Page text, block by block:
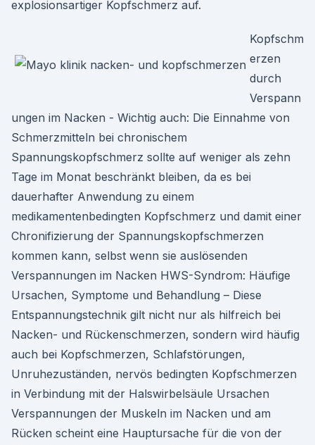
explosionsartiger Kopfschmerz auf.
Kopfschm
erzen
durch
Verspann
ungen im Nacken - Wichtig auch: Die Einnahme von
Schmerzmitteln bei chronischem
Spannungskopfschmerz sollte auf weniger als zehn
Tage im Monat beschränkt bleiben, da es bei
dauerhafter Anwendung zu einem
medikamentenbedingten Kopfschmerz und damit einer
Chronifizierung der Spannungskopfschmerzen
kommen kann, selbst wenn sie auslösenden
Verspannungen im Nacken HWS-Syndrom: Häufige
Ursachen, Symptome und Behandlung – Diese
Entspannungstechnik gilt nicht nur als hilfreich bei
Nacken- und Rückenschmerzen, sondern wird häufig
auch bei Kopfschmerzen, Schlafstörungen,
Unruhezuständen, nervös bedingten Kopfschmerzen
in Verbindung mit der Halswirbelsäule Ursachen
Verspannungen der Muskeln im Nacken und am
Rücken scheint eine Hauptursache für die von der